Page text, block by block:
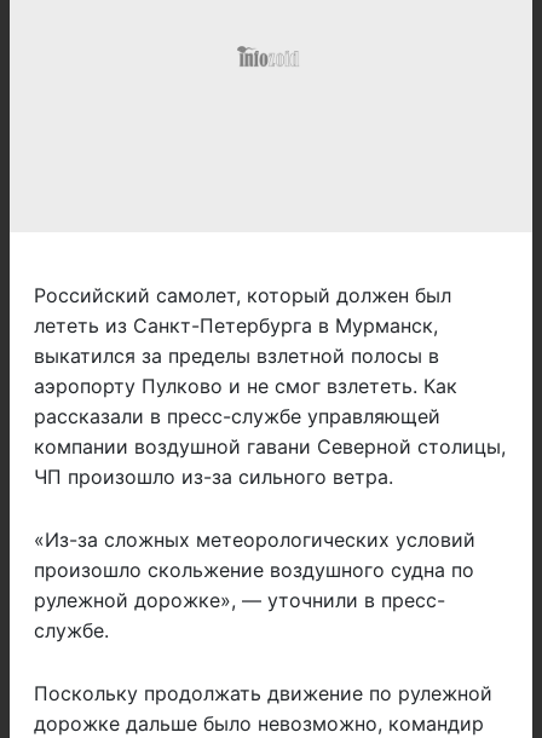
Российский самолет, который должен был
лететь из Санкт-Петербурга в Мурманск,
выкатился за пределы взлетной полосы в
аэропорту Пулково и не смог взлететь. Как
рассказали в пресс-службе управляющей
компании воздушной гавани Северной столицы,
ЧП произошло из-за сильного ветра.
«Из-за сложных метеорологических условий
произошло скольжение воздушного судна по
рулежной дорожке», — уточнили в пресс-
службе.
Поскольку продолжать движение по рулежной
дорожке дальше было невозможно, командир